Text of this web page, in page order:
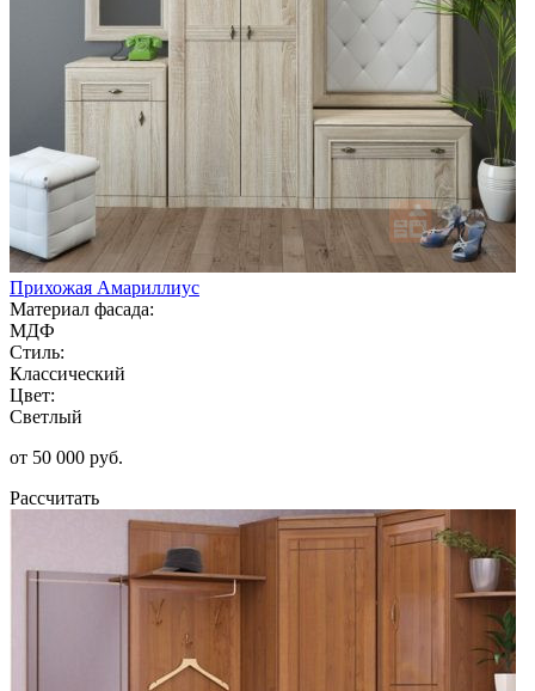
Прихожая Амариллиус
Материал фасада:
МДФ
Стиль:
Классический
Цвет:
Светлый
от 50 000 руб.
Рассчитать